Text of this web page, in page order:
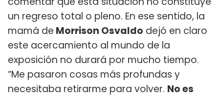
un regreso total o pleno. En ese sentido, la
mamá de Morrison Osvaldo dejó en claro
este acercamiento al mundo de la
exposición no durará por mucho tiempo.
“Me pasaron cosas más profundas y
necesitaba retirarme para volver. No es